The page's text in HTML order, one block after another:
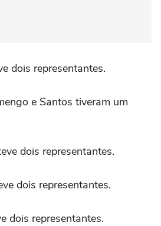
dois representantes.
e Santos tiveram um
dois representantes.
dois representantes.
dois representantes.